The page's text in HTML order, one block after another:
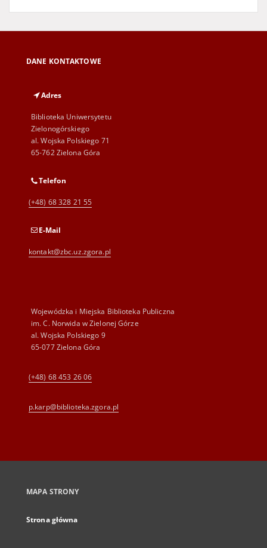
DANE KONTAKTOWE
Adres
Biblioteka Uniwersytetu
Zielonogórskiego
al. Wojska Polskiego 71
65-762 Zielona Góra
Telefon
(+48) 68 328 21 55
E-Mail
kontakt@zbc.uz.zgora.pl
Wojewódzka i Miejska Biblioteka Publiczna
im. C. Norwida w Zielonej Górze
al. Wojska Polskiego 9
65-077 Zielona Góra
(+48) 68 453 26 06
p.karp@biblioteka.zgora.pl
MAPA STRONY
Strona główna